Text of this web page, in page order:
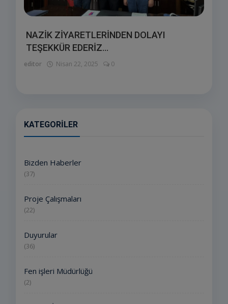
NAZİK ZİYARETLERİNDEN DOLAYI
TEŞEKKÜR EDERİZ...
editor Nisan 22, 2025 0
KATEGORILER
Bizden Haberler
(37)
Proje Çalışmaları
(22)
Duyurular
(36)
Fen işleri Müdürlüğü
(2)